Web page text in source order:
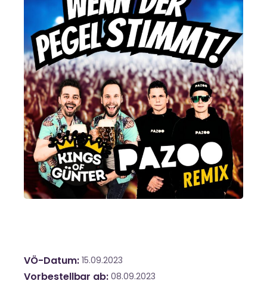
VÖ-Datum 15.09.2023
Vorbestellbar ab 08.09.2023